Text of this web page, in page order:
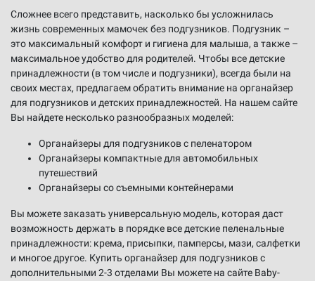
Сложнее всего представить, насколько бы усложнилась
жизнь современных мамочек без подгузников. Подгузник –
это максимальный комфорт и гигиена для малыша, а также –
максимальное удобство для родителей. Чтобы все детские
принадлежности (в том числе и подгузники), всегда были на
своих местах, предлагаем обратить внимание на органайзер
для подгузников и детских принадлежностей. На нашем сайте
Вы найдете несколько разнообразных моделей:
Органайзеры для подгузников с пеленатором
Органайзеры компактные для автомобильных
путешествий
Органайзеры со съемными контейнерами
Вы можете заказать универсальную модель, которая даст
возможность держать в порядке все детские пеленальные
принадлежности: крема, присыпки, памперсы, мази, салфетки
и многое другое. Купить органайзер для подгузников с
дополнительными 2-3 отделами Вы можете на сайте Baby-